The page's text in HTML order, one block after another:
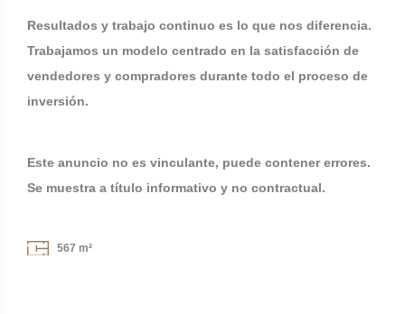
Resultados y trabajo continuo es lo que nos diferencia.
Trabajamos un modelo centrado en la satisfacción de
vendedores y compradores durante todo el proceso de
inversión.
Este anuncio no es vinculante, puede contener errores.
Se muestra a título informativo y no contractual.
567 m²